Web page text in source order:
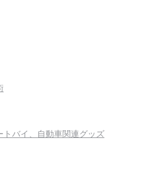
トバイ、自動車関連グッズ